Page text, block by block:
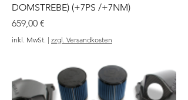
DOMSTREBE) (+7PS /+7NM)
Preis
659,00 €
inkl. MwSt. | zzgl. Versandkosten